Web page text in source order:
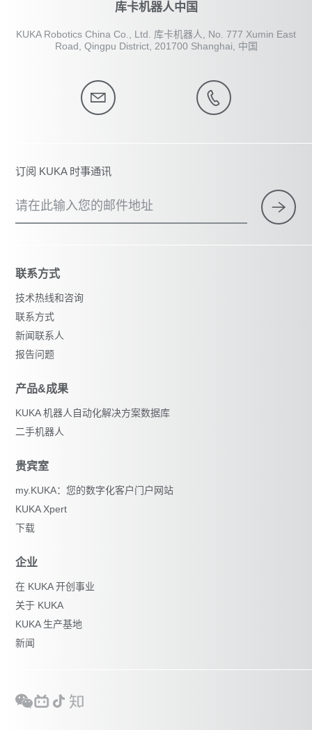
库卡机器人中国
KUKA Robotics China Co., Ltd. 库卡机器人, No. 777 Xumin East
Road, Qingpu District, 201700 Shanghai, 中国
订阅 KUKA 时事通讯
请在此输入您的邮件地址
联系方式
技术热线和咨询
联系方式
新闻联系人
报告问题
产品&成果
KUKA 机器人自动化解决方案数据库
二手机器人
贵宾室
my.KUKA：您的数字化客户门户网站
KUKA Xpert
下载
企业
在 KUKA 开创事业
关于 KUKA
KUKA 生产基地
新闻